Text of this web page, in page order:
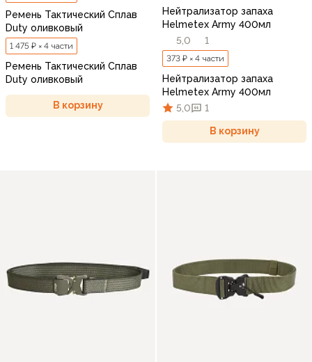
Ремень Тактический Сплав
Duty оливковый
1 475 ₽ × 4 части
Ремень Тактический Сплав
Duty оливковый
В корзину
Нейтрализатор запаха
Helmetex Army 400мл
5,0
1
373 ₽ × 4 части
Нейтрализатор запаха
Helmetex Army 400мл
5,0
1
В корзину